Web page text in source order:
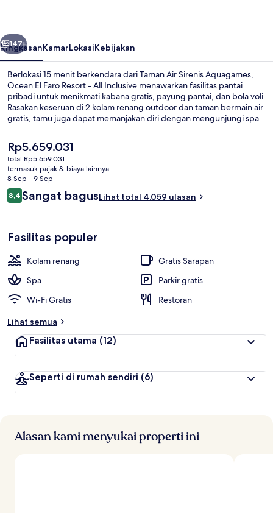
All
Inclusive
Berikutnya
147+
RingkasanKamarLokasiKebijakan
Berlokasi 15 menit berkendara dari Taman Air Sirenis Aquagames,
Ocean El Faro Resort - All Inclusive menawarkan fasilitas pantai
pribadi untuk menikmati kabana gratis, payung pantai, dan bola voli.
Rasakan keseruan di 2 kolam renang outdoor dan taman bermain air
gratis, tamu juga dapat memanjakan diri dengan mengunjungi spa
Mercado merupakan salah satu 11 restoran yang menyajikan
masakan internasional serta buka untuk sarapan, makan siang, dan
makan malam. Keunggulan lain di properti mewah ini meliputi 3 bar
di kolam renang, klub malam, dan kolam arus. Para traveler
menyukai staf dan pantai.
Harga
saat
ini
Rp5.659.031
Rp5.659.031
total Rp5.659.031
termasuk pajak & biaya lainnya
8 Sep - 9 Sep
Ulasan
8,48,4 dari 10
Sangat bagusLihat total 4.059 ulasan
Fasilitas populer
Kolam renang
Gratis Sarapan
Spa
Parkir gratis
Wi-Fi Gratis
Restoran
Lihat semua
Fasilitas utama (12)
Seperti di rumah sendiri (6)
Alasan kami menyukai properti ini